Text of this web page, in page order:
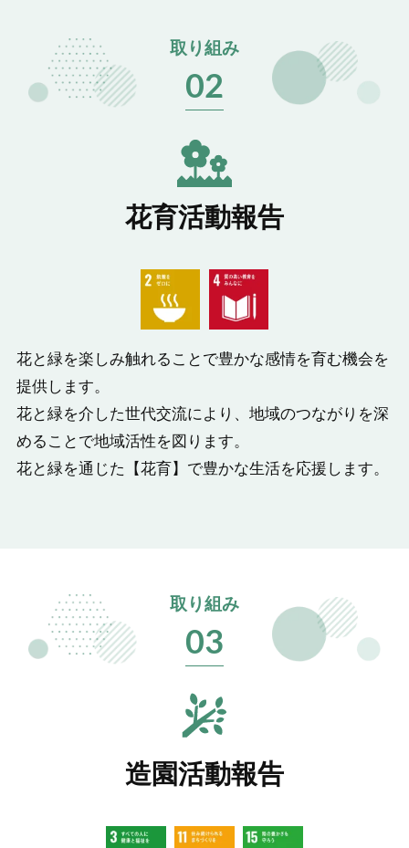
取り組み
02
花育活動報告
花と緑を楽しみ触れることで豊かな感情を育む機会を
提供します。
花と緑を介した世代交流により、地域のつながりを深
めることで地域活性を図ります。
花と緑を通じた【花育】で豊かな生活を応援します。
取り組み
03
造園活動報告